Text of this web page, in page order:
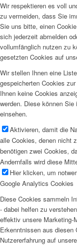
Wir respektieren es voll
zu vermeiden, dass Sie
Sie uns bitte, einen
sich jederzeit abmelden
vollumfänglich nutzen zu
gesetzten Cookies auf
Wir stellen Ihnen eine
gespeicherten Cookies
Ihnen keine Cookies
werden. Diese können
einsehen.
Aktivieren, damit die
alle Cookies, denen nicht
benötigen zwei Cookies,
Andernfalls wird diese
Hier klicken, um
Google Analytics Cookies
Diese Cookies sammeln
- dabei helfen zu
effektiv unsere Marketing-
Erkenntnissen aus diesen
Nutzererfahrung auf